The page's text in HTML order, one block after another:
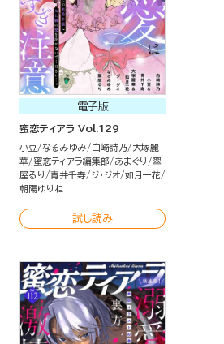
電子版
蜜恋ティアラ Vol.129
小豆 なるみゆみ 白崎詩乃
大塚麗
華
蜜恋ティアラ編集部 あまぐり
翠
屋るり
青井千寿 ジ・ジオ 如月一花
朝陽ゆりね
試し読み